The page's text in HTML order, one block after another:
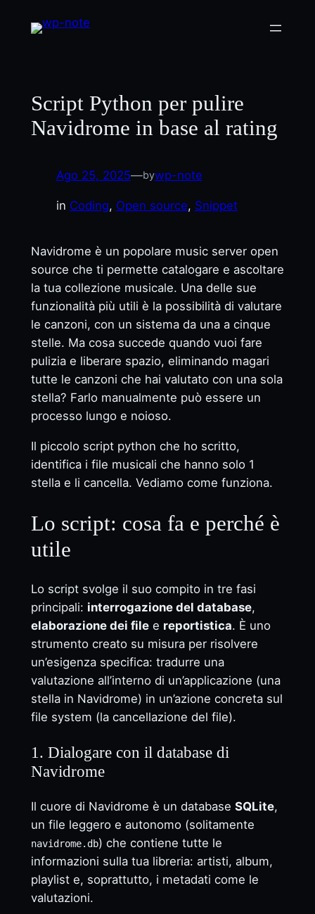
Script Python per pulire
Navidrome in base al rating
Ago 25, 2025—bywp-note
in Coding, Open source, Snippet
Navidrome è un popolare music server open
source che ti permette catalogare e ascoltare
la tua collezione musicale. Una delle sue
funzionalità più utili è la possibilità di valutare
le canzoni, con un sistema da una a cinque
stelle. Ma cosa succede quando vuoi fare
pulizia e liberare spazio, eliminando magari
tutte le canzoni che hai valutato con una sola
stella? Farlo manualmente può essere un
processo lungo e noioso.
Il piccolo script python che ho scritto,
identifica i file musicali che hanno solo 1
stella e li cancella. Vediamo come funziona.
Lo script: cosa fa e perché è
utile
Lo script svolge il suo compito in tre fasi
principali: interrogazione del database,
elaborazione dei filee reportistica. È uno
strumento creato su misura per risolvere
un’esigenza specifica: tradurre una
valutazione all’interno di un’applicazione (una
stella in Navidrome) in un’azione concreta sul
file system (la cancellazione del file).
1. Dialogare con il database di
Navidrome
Il cuore di Navidrome è un database SQLite,
un file leggero e autonomo (solitamente
navidrome.db) che contiene tutte le
informazioni sulla tua libreria: artisti, album,
playlist e, soprattutto, i metadati come le
valutazioni.